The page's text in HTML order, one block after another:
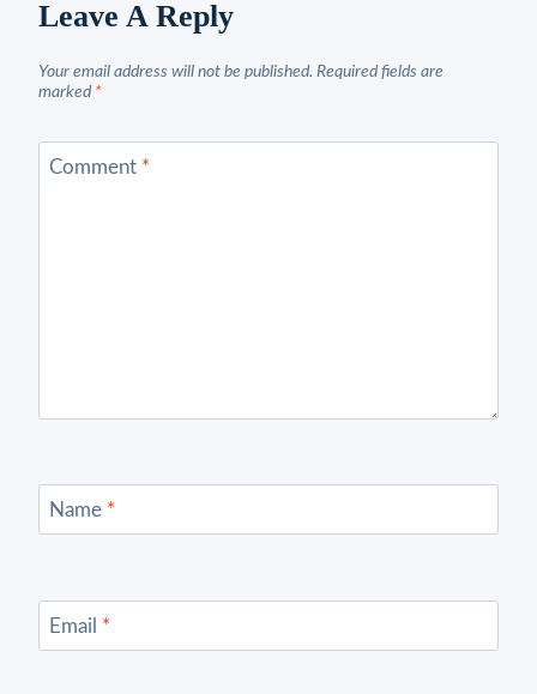
Leave A Reply
Your email address will not be published. Required fields are
marked *
Comment *
Name *
Email *